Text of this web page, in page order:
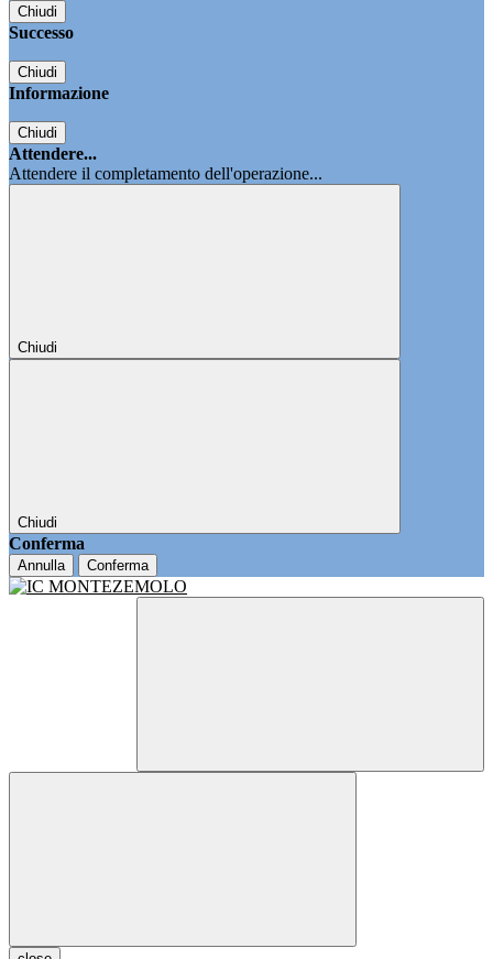
Chiudi
Successo
Chiudi
Informazione
Chiudi
Attendere...
Attendere il completamento dell'operazione...
Chiudi
Chiudi
Conferma
Annulla Conferma